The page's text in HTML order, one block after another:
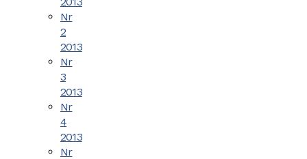
Nr
2
2013
Nr
3
2013
Nr
4
2013
Nr